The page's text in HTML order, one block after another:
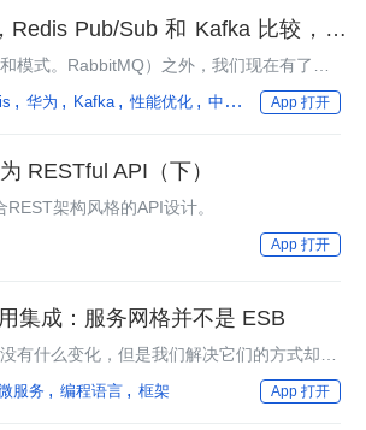
Redis Pub/Sub 和 Kafka 比较，同
谁？
模式。RabbitMQ）之外，我们现在有了另
。在本文中，我将指导您了解各种通信模式
绍用于实现每种模式的最常用工具。
华为 Kafka 性能优化 中间件 编程语言
App 打开
RESTful API（下）
架构风格的API设计。
App 打开
集成：服务网格并不是 ESB
有什么变化，但是我们解决它们的方式却发
服务 编程语言 框架 App 打开